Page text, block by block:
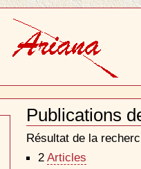
Publications
Document
Actions
Résultat de la
2 Articles